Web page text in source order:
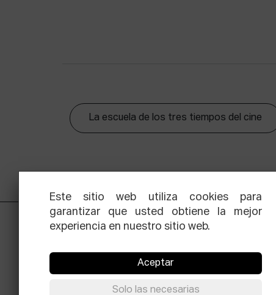
La escuela de los tres tiempos del cine
Este sitio web utiliza cookies para
garantizar que usted obtiene la mejor
experiencia en nuestro sitio web.
Aceptar
Solo las necesarias